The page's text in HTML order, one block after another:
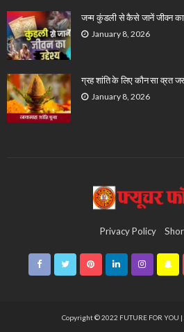
जन्म कुंडली से कैसे जानें जीवन का
January 8, 2026
ग्रह शांति के लिए कौन सा व्रत
January 8, 2026
Privacy Policy
Copyright © 2022 FUTURE FOR YOU